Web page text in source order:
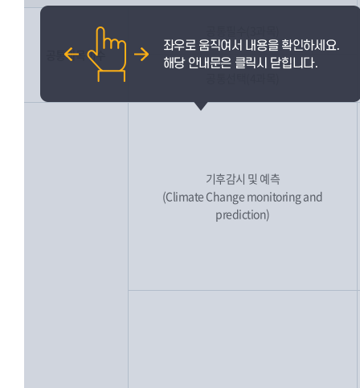
공통과목이수
기후감시 및 예측
(Climate Change monitoring and
prediction)